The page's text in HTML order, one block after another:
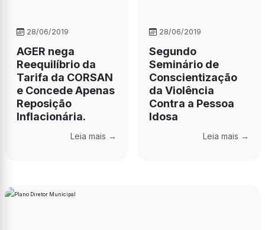
28/06/2019
AGER nega
Reequilíbrio da
Tarifa da CORSAN
e Concede Apenas
Reposição
Inflacionária.
Leia mais →
28/06/2019
Segundo
Seminário de
Conscientização
da Violência
Contra a Pessoa
Idosa
Leia mais →